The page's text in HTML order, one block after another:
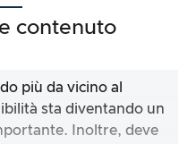
contenuto
più da vicino al
sta diventando un
Inoltre, deve